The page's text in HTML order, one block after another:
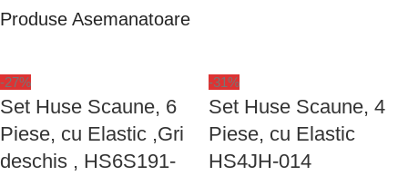
Produse Asemanatoare
-27%
Set Huse Scaune, 6
Piese, cu Elastic ,Gri
deschis , HS6S191-
-31%
Set Huse Scaune, 4
Piese, cu Elastic
HS4JH-014